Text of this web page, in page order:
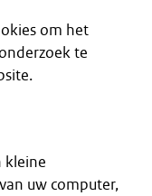
om het
te
kleine
uw computer,